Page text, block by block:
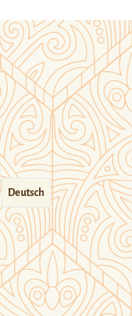
Deutsch